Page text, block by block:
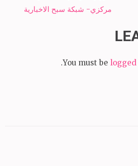
مركزي- شبكة سبح الاخبارية
You must be logged